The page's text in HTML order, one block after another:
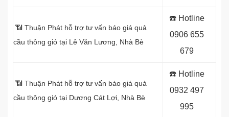
📶 Thuận Phát hỗ trợ tư vấn báo giá quả
cầu thông gió tại Lê Văn Lương , Nhà Bè
☎️ Hotline
0906 655
679
📶 Thuận Phát hỗ trợ tư vấn báo giá quả
cầu thông gió tại Dương Cát Lợi, Nhà Bè
☎️ Hotline
0932 497
995